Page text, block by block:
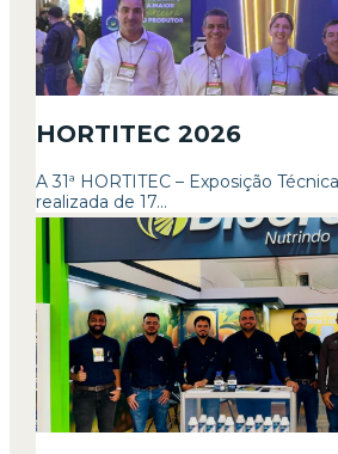
HORTITEC 2026
A 31ª HORTITEC – Exposição
realizada de 17...